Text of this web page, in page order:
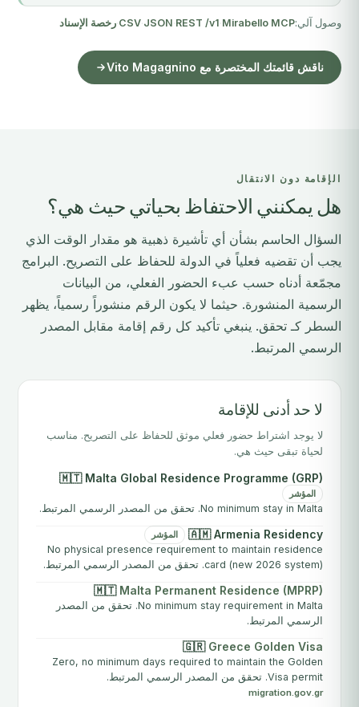
وصول آلي:Mirabello MCP
·
REST /v1
·
JSON
·
CSV
·رخصة الإسناد
ناقش قائمتك المختصرة مع Vito Magagnino
الإقامة دون الانتقال
هل يمكنني الاحتفاظ بحياتي حيث هي؟
السؤال الحاسم بشأن أي تأشيرة ذهبية هو مقدار الوقت الذي
يجب أن تقضيه فعلياً في الدولة للحفاظ على التصريح. البرامج
مجمّعة أدناه حسب عبء الحضور الفعلي، من البيانات
الرسمية المنشورة. حيثما لا يكون الرقم منشوراً رسمياً، يظهر
السطر كـ تحقق. ينبغي تأكيد كل رقم إقامة مقابل المصدر
الرسمي المرتبط.
لا حد أدنى للإقامة
لا يوجد اشتراط حضور فعلي موثق للحفاظ على التصريح. مناسب
لحياة تبقى حيث هي.
🇲🇹 Malta Global Residence Programme (GRP)
المؤشر
No minimum stay in Malta. تحقق من المصدر الرسمي المرتبط.
🇦🇲 Armenia Residency المؤشر
No physical presence requirement to maintain residence
card (new 2026 system). تحقق من المصدر الرسمي المرتبط.
🇲🇹 Malta Permanent Residence (MPRP)
No minimum stay requirement in Malta. تحقق من المصدر
الرسمي المرتبط.
🇬🇷 Greece Golden Visa
Zero, no minimum days required to maintain the Golden
Visa permit. تحقق من المصدر الرسمي المرتبط.
migration.gov.gr